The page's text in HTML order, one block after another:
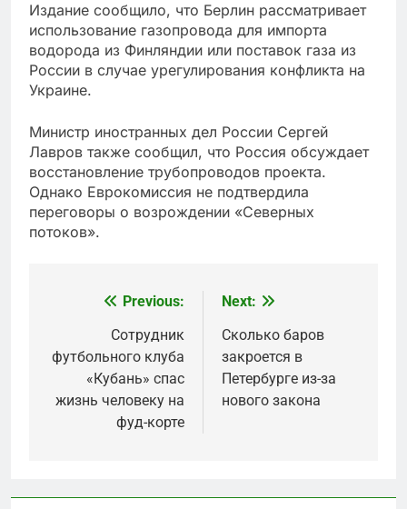
Издание сообщило, что Берлин рассматривает
использование газопровода для импорта
водорода из Финляндии или поставок газа из
России в случае урегулирования конфликта на
Украине.
Министр иностранных дел России Сергей
Лавров также сообщил, что Россия обсуждает
восстановление трубопроводов проекта.
Однако Еврокомиссия не подтвердила
переговоры о возрождении «Северных
потоков».
navigation
Previous:
Сотрудник
футбольного клуба
«Кубань» спас
жизнь человеку на
фуд-корте
Next:
Сколько баров
закроется в
Петербурге из-за
нового закона